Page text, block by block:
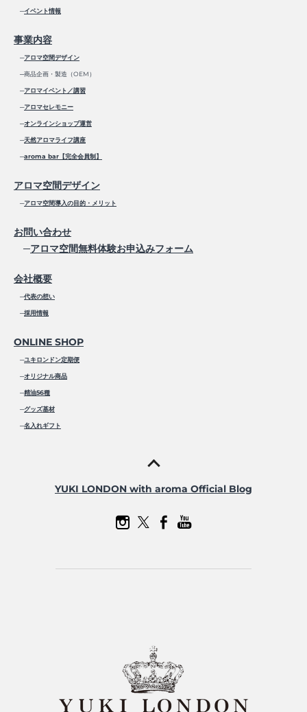
─イベント情報
事業内容
─アロマ空間デザイン
─商品企画・製造（OEM）
─アロマイベント／講習
─アロマセレモニー
─オンラインショップ運営
─天然アロマライフ講座
─aroma bar【完全会員制】
アロマ空間デザイン
─アロマ空間導入の目的・メリット
お問い合わせ
─アロマ空間無料体験お申込みフォーム
会社概要
─代表の想い
─採用情報
ONLINE SHOP
─ユキロンドン定期便
─オリジナル商品
─精油56種
─グッズ基材
─名入れギフト
YUKI LONDON with aroma Official Blog